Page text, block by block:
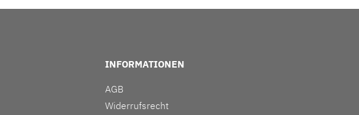
INFORMATIONEN
AGB
Widerrufsrecht